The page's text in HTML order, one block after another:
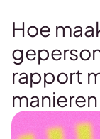
Hoe
rapport
manieren